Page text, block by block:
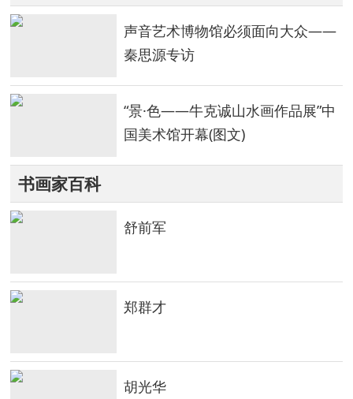
声音艺术博物馆必须面向大众——
秦思源专访
“景·色——牛克诚山水画作品展”中
国美术馆开幕(图文)
书画家百科
舒前军
郑群才
胡光华